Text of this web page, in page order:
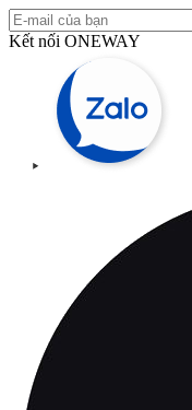
Kết nối ONEWAY